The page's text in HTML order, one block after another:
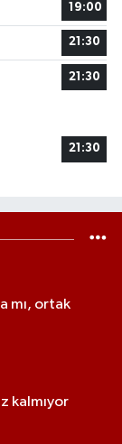
19:00
21:30
21:30
21:30
mı, ortak
kalmıyor